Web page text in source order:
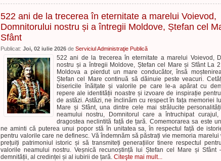
522 ani de la trecerea în eternitate a marelui Voievod,
Domnitorului nostru și a întregii Moldove, Ștefan cel
Sfânt
Publicat: Joi, 02 iulie 2026 de Serviciul Administraţie Publică
522 ani de la trecerea în eternitate a marelui Voievod,
nostru și a întregii Moldove, Ștefan cel Mare și Sfânt La
Moldova a pierdut un mare conducător, însă
Ștefan cel Mare continuă să dăinuie peste veacuri.
bisericile înălțate și valorile pe care le-a apărat cu
repere ale identității noastre și izvoare de inspirație
de astăzi. Astăzi, ne înclinăm cu respect în fața memoriei
Mare și Sfânt, una dintre cele mai strălucite
neamului nostru, Domnitorul care a întruchipat curajul,
dragostea neclintită față de țară. Comemorarea sa este
ne aminti că puterea unui popor stă în unitatea sa, în respectul față de
pentru valorile care ne definesc. Vă îndemnăm să păstrați vie memoria marelui
prețuiți patrimoniul istoric și să transmiteți generațiilor tinere respectul
valorile neamului nostru. Veșnică recunoștință lui Ștefan cel Mare și Sfânt
demnității, al credinței și al iubirii de țară. Citeşte mai mult...